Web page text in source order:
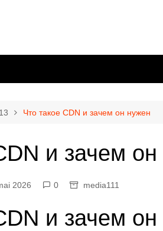
13 Что такое CDN и зачем он нужен
и зачем
2026 0 media111
и зачем